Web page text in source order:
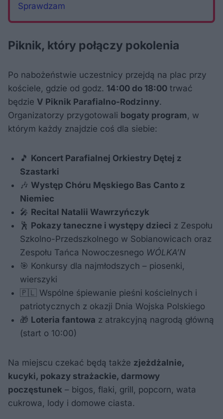
Sprawdzam
Piknik, który połączy pokolenia
Po nabożeństwie uczestnicy przejdą na plac przy
kościele, gdzie od godz. 14:00 do 18:00 trwać
będzie V Piknik Parafialno-Rodzinny.
Organizatorzy przygotowali bogaty program , w
którym każdy znajdzie coś dla siebie:
🎵 Koncert Parafialnej Orkiestry Dętej z
Szastarki
🎶 Występ Chóru Męskiego Bas Canto z
Niemiec
🎤 Recital Natalii Wawrzyńczyk
🕺 Pokazy taneczne i występy dzieci z Zespołu
Szkolno-Przedszkolnego w Sobianowicach oraz
Zespołu Tańca Nowoczesnego WÓLKA’N
🎯 Konkursy dla najmłodszych – piosenki,
wierszyki
🇵🇱 Wspólne śpiewanie pieśni kościelnych i
patriotycznych z okazji Dnia Wojska Polskiego
🎁 Loteria fantowa z atrakcyjną nagrodą główną
(start o 10:00)
Na miejscu czekać będą także zjeżdżalnie,
kucyki, pokazy strażackie, darmowy
poczęstunek – bigos, flaki, grill, popcorn, wata
cukrowa, lody i domowe ciasta.